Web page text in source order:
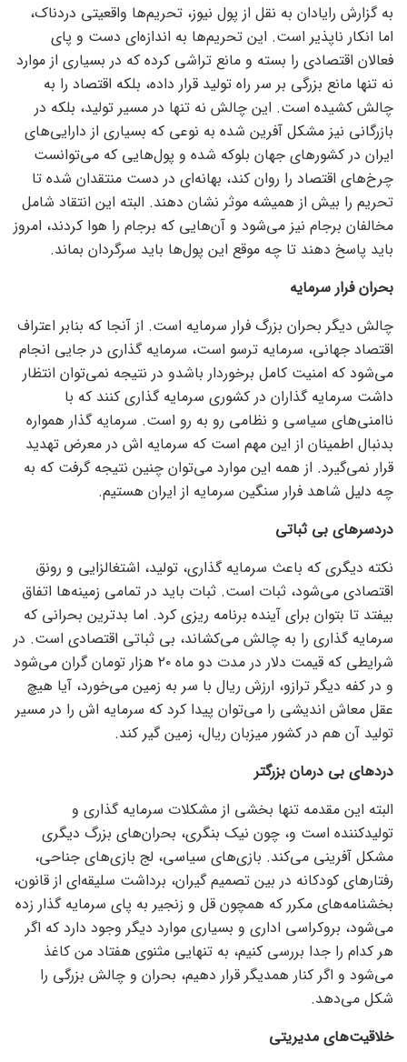
به گزارش رایادان به نقل از پول نیوز، تحریم‌ها واقعیتی دردناک،
اما انکار ناپذیر است. این تحریم‌ها به اندازه‌ای دست و پای
فعالان اقتصادی را بسته و مانع تراشی کرده که در بسیاری از موارد
نه تنها مانع بزرگی بر سر راه تولید قرار داده، بلکه اقتصاد را به
چالش کشیده است. این چالش نه تنها در مسیر تولید، بلکه در
بازرگانی نیز مشکل آفرین شده به نوعی که بسیاری از دارایی‌های
ایران در کشور‌های جهان بلوکه شده و پول‌هایی که می‌توانست
چرخ‌های اقتصاد را روان کند، بهانه‌ای در دست منتقدان شده تا
تحریم را بیش از همیشه موثر نشان دهند. البته این انتقاد شامل
مخالفان برجام نیز می‌شود و آن‌هایی که برجام را هوا کردند، امروز
باید پاسخ دهند تا چه موقع این پول‌ها باید سرگردان بماند.
بحران فرار سرمایه
چالش دیگر بحران بزرگ فرار سرمایه است. از آنجا که بنابر اعتراف
اقتصاد جهانی، سرمایه ترسو است، سرمایه گذاری در جایی انجام
می‌شود که امنیت کامل برخوردار باشدو در نتیجه نمی‌توان انتظار
داشت سرمایه گذاران در کشوری سرمایه گذاری کنند که با
ناامنی‌های سیاسی و نظامی رو به رو است. سرمایه گذار همواره
بدنبال اطمینان از این مهم است که سرمایه اش در معرض تهدید
قرار نمی‌گیرد. از همه این موارد می‌توان چنین نتیجه گرفت که به
چه دلیل شاهد فرار سنگین سرمایه از ایران هستیم.
دردسر‌های بی ثباتی
نکته دیگری که باعث سرمایه گذاری، تولید، اشتغالزایی و رونق
اقتصادی می‌شود، ثبات است. ثبات باید در تمامی زمینه‌ها اتفاق
بیفتد تا بتوان برای آینده برنامه ریزی کرد. اما بدترین بحرانی که
سرمایه گذاری را به چالش می‌کشاند، بی ثباتی اقتصادی است. در
شرایطی که قیمت دلار در مدت دو ماه ۲۰ هزار تومان گران می‌شود
و در کفه دیگر ترازو، ارزش ریال با سر به زمین می‌خورد، آیا هیچ
عقل معاش اندیشی را می‌توان پیدا کرد که سرمایه اش را در مسیر
تولید آن هم در کشور میزبان ریال، زمین گیر کند.
درد‌های بی درمان بزرگتر
البته این مقدمه تنها بخشی از مشکلات سرمایه گذاری و
تولیدکننده است و، چون نیک بنگری، بحران‌های بزرگ دیگری
مشکل آفرینی می‌کند. بازی‌های سیاسی، لج بازی‌های جناحی،
رفتار‌های کودکانه در بین تصمیم گیران، برداشت سلیقه‌ای از قانون،
بخشنامه‌های مکرر که همچون قل و زنجیر به پای سرمایه گذار زده
می‌شود، بروکراسی اداری و بسیاری موارد دیگر وجود دارد که اگر
هر کدام را جدا بررسی کنیم، به تنهایی مثنوی هفتاد من کاغذ
می‌شود و اگر کنار همدیگر قرار دهیم، بحران و چالش بزرگی را
شکل می‌دهد.
خلاقیت‌های مدیریتی